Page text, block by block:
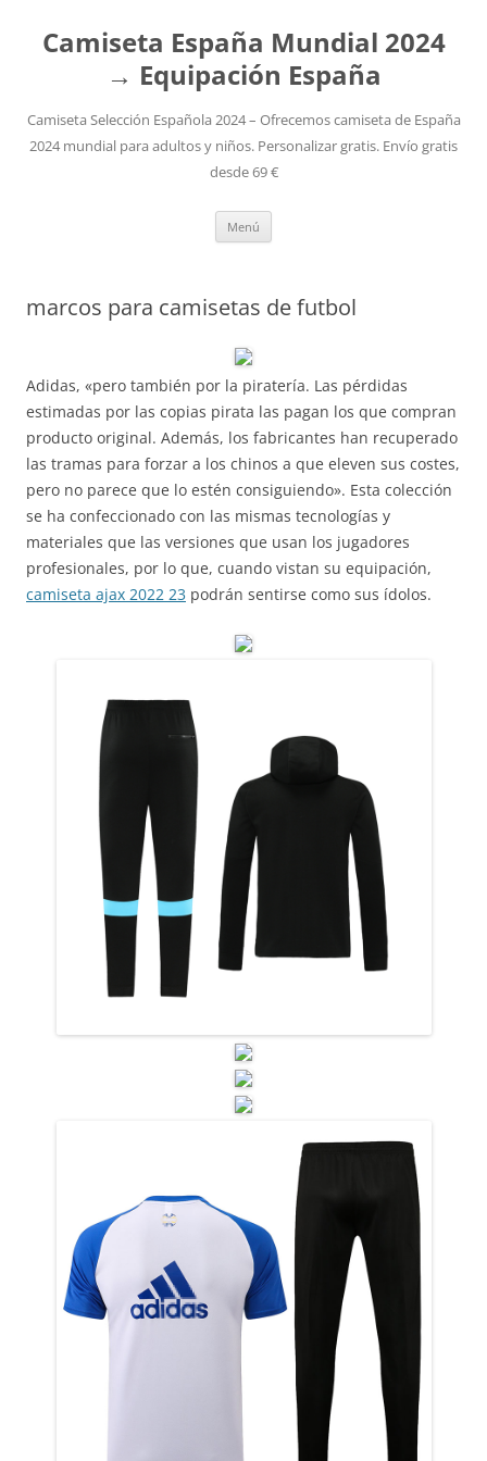
Camiseta España Mundial 2024
→ Equipación España
Camiseta Selección Española 2024 – Ofrecemos camiseta de España
2024 mundial para adultos y niños. Personalizar gratis. Envío gratis
desde 69 €
Menú
marcos para camisetas de futbol
Adidas, «pero también por la piratería. Las pérdidas
estimadas por las copias pirata las pagan los que compran
producto original. Además, los fabricantes han recuperado
las tramas para forzar a los chinos a que eleven sus costes,
pero no parece que lo estén consiguiendo». Esta colección
se ha confeccionado con las mismas tecnologías y
materiales que las versiones que usan los jugadores
profesionales, por lo que, cuando vistan su equipación,
camiseta ajax 2022 23 podrán sentirse como sus ídolos.